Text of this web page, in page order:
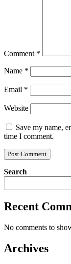
Comment *
Name *
Email *
Website
Save my name,
time I comment.
Search
Recent
No comments to
Archives